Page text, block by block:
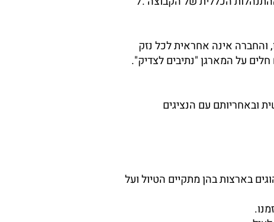
והחברה אינה אחראית לכל נזק
חלים על המארגן "נתיבים לצדיק".
ובאחריותם עם הנציגים
בארצות בהן מתקיים הטיול ועל